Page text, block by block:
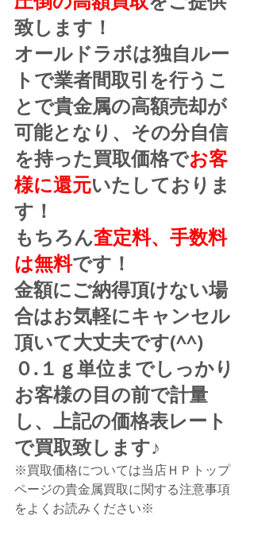
致します！
オールドラボは独自ルー
トで業者間取引を行うこ
とで貴金属の高額売却が
可能となり、その分自信
を持った買取価格でお客
様に還元いたしておりま
す！
もちろん査定料、手数料
は無料です！
金額にご納得頂けない場
合はお気軽にキャンセル
頂いて大丈夫です(^^)
０.１ｇ単位までしっかり
お客様の目の前で計量
し、上記の価格表レート
で買取致します♪
※買取価格については当店ＨＰトップ
ページの貴金属買取に関する注意事項
をよくお読みください※